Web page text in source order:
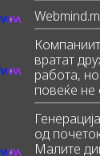
вратат
работа,
повеќе не
од
Малите